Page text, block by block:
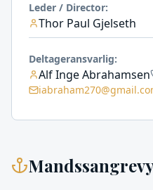
Leder / Director:
Thor Paul Gjelseth
Deltageransvarlig:
Alf Inge Abrahamsen